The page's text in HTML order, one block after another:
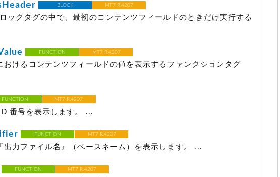
BLOCK MT7 R.4207
ックタグの中で、最初のコンテンツフィールドのときだけ実行する
FUNCTION MT7 R.4207
おけるコンテンツフィールドの値を表示するファンクションタグ
FUNCTION MT7 R.4207
番号を表示します。 ...
FUNCTION MT7 R.4207
出力ファイル名』（ベースネーム）を表示します。 ...
FUNCTION MT7 R.4207